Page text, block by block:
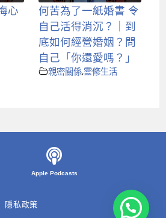
心
何苦為了一紙婚書 令
自己活得消沉？｜到
底如何經營婚姻？問
自己「你還愛嗎？」
親密關係,靈修生活
Apple Podcasts
隱私政策